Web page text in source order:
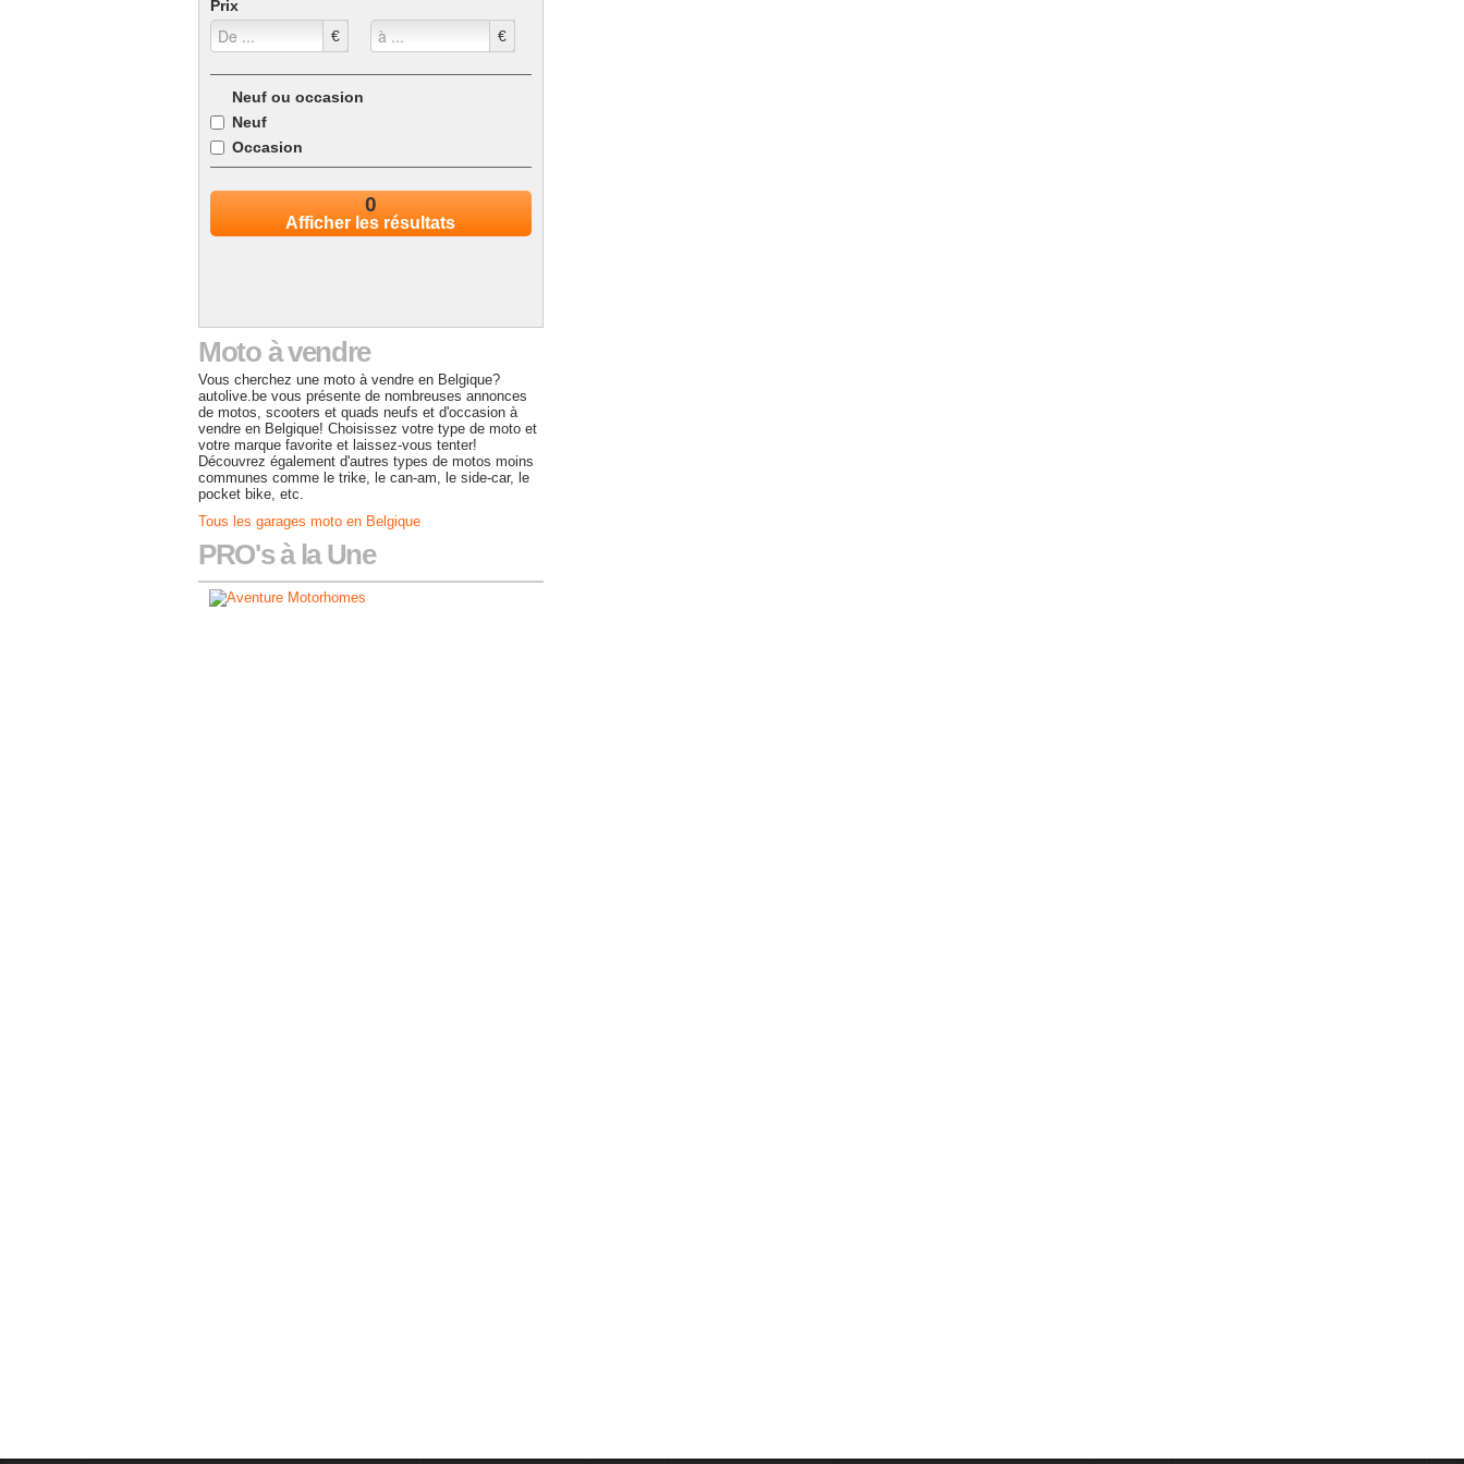
Prix
€
€
Neuf ou occasion
Neuf
Occasion
0
Afficher les résultats
Moto à vendre
Vous cherchez une moto à vendre en Belgique?
autolive.be vous présente de nombreuses annonces
de motos, scooters et quads neufs et d'occasion à
vendre en Belgique! Choisissez votre type de moto et
votre marque favorite et laissez-vous tenter!
Découvrez également d'autres types de motos moins
communes comme le trike, le can-am, le side-car, le
pocket bike, etc.
Tous les garages moto en Belgique
PRO's à la Une